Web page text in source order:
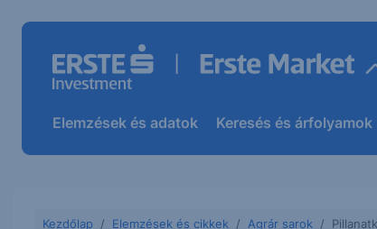
Elemzések és adatok Keresés és árfolyamok
Kezdőlap Elemzések és cikkek Agrár sarok